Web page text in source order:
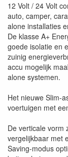
12 Volt / 24 Volt
auto, camper,
alone installaties
De klasse A+
goede isolatie en
zuinig
accu mogelijk
alone systemen.
Het nieuwe Slim-
voertuigen met
De verticale vorm
vergelijkbaar met
Saving-modus